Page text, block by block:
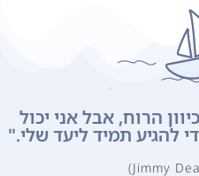
הרוח, אבל אני יכול
להגיע תמיד ליעד שלי."